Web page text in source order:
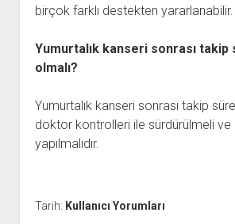
birçok farklı destekten yararlanabilir.
Yumurtalık kanseri sonrası takip
olmalı?
Yumurtalık kanseri sonrası takip
doktor kontrolleri ile sürdürülmeli
yapılmalıdır.
Tarih: Kullanıcı Yorumları